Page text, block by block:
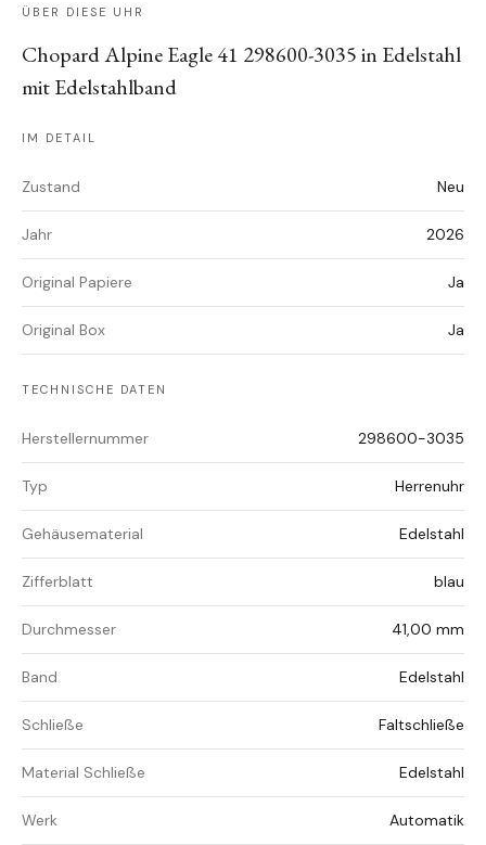
ÜBER DIESE UHR
Chopard Alpine Eagle 41 298600-3035 in Edelstahl
mit Edelstahlband
IM DETAIL
Zustand Neu
Jahr 2026
Original Papiere Ja
Original Box Ja
TECHNISCHE DATEN
Herstellernummer 298600-3035
Typ Herrenuhr
Gehäusematerial Edelstahl
Zifferblatt blau
Durchmesser 41,00 mm
Band Edelstahl
Schließe Faltschließe
Material Schließe Edelstahl
Werk Automatik